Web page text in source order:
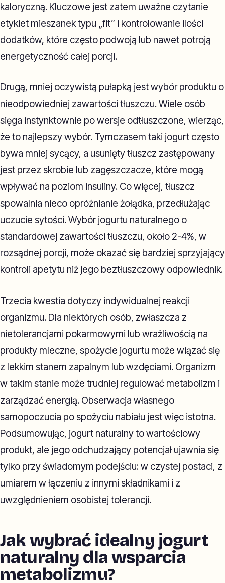
kaloryczną. Kluczowe jest zatem uważne czytanie
etykiet mieszanek typu „fit” i kontrolowanie ilości
dodatków, które często podwoją lub nawet potroją
energetyczność całej porcji.
Drugą, mniej oczywistą pułapką jest wybór produktu o
nieodpowiedniej zawartości tłuszczu. Wiele osób
sięga instynktownie po wersje odtłuszczone, wierząc,
że to najlepszy wybór. Tymczasem taki jogurt często
bywa mniej sycący, a usunięty tłuszcz zastępowany
jest przez skrobie lub zagęszczacze, które mogą
wpływać na poziom insuliny. Co więcej, tłuszcz
spowalnia nieco opróżnianie żołądka, przedłużając
uczucie sytości. Wybór jogurtu naturalnego o
standardowej zawartości tłuszczu, około 2-4%, w
rozsądnej porcji, może okazać się bardziej sprzyjający
kontroli apetytu niż jego beztłuszczowy odpowiednik.
Trzecia kwestia dotyczy indywidualnej reakcji
organizmu. Dla niektórych osób, zwłaszcza z
nietolerancjami pokarmowymi lub wrażliwością na
produkty mleczne, spożycie jogurtu może wiązać się
z lekkim stanem zapalnym lub wzdęciami. Organizm
w takim stanie może trudniej regulować metabolizm i
zarządzać energią. Obserwacja własnego
samopoczucia po spożyciu nabiału jest więc istotna.
Podsumowując, jogurt naturalny to wartościowy
produkt, ale jego odchudzający potencjał ujawnia się
tylko przy świadomym podejściu: w czystej postaci, z
umiarem w łączeniu z innymi składnikami i z
uwzględnieniem osobistej tolerancji.
Jak wybrać idealny jogurt
naturalny dla wsparcia
metabolizmu?